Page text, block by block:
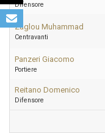
Difensore
Zaglou Muhammad
Centravanti
Panzeri Giacomo
Portiere
Reitano Domenico
Difensore